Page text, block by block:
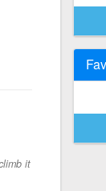
it